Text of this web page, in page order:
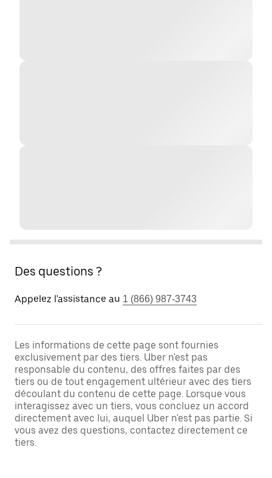
Des questions ?
Appelez l'assistance au 1 (866) 987-3743
Les informations de cette page sont fournies
exclusivement par des tiers. Uber n'est pas
responsable du contenu, des offres faites par des
tiers ou de tout engagement ultérieur avec des tiers
découlant du contenu de cette page. Lorsque vous
interagissez avec un tiers, vous concluez un accord
directement avec lui, auquel Uber n'est pas partie. Si
vous avez des questions, contactez directement ce
tiers.